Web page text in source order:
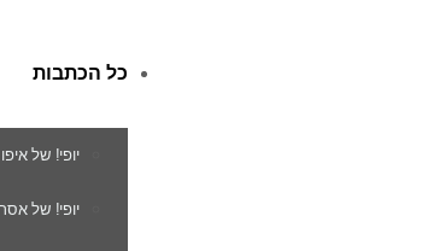
כל הכתבות
יופי! של
יופי! של